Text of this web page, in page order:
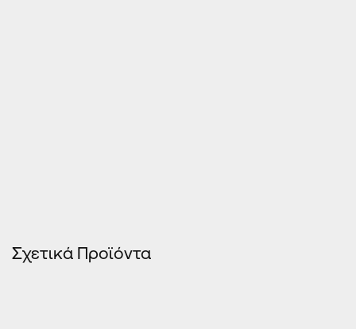
Σχετικά Προϊόντα